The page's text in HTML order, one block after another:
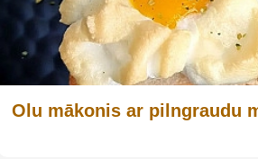
Olu mākonis ar pilngraudu